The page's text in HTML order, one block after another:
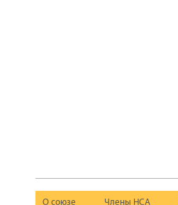
О союзе Члены НСА